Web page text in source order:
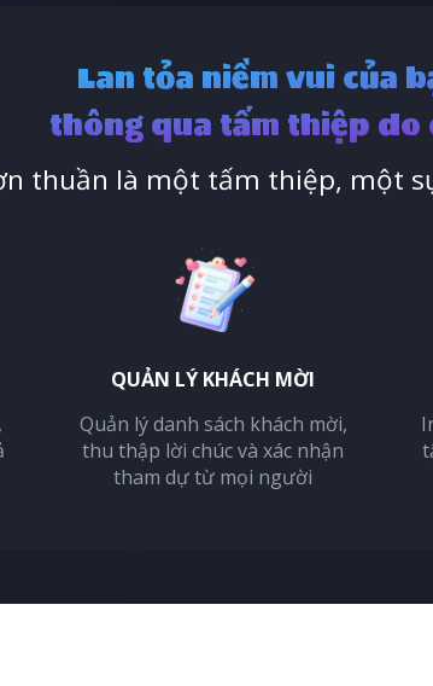
Lan tỏa niềm vui của
thông qua tấm thiệp
thuần là một tấm thiệp, một
QUẢN LÝ KHÁCH MỜI
Quản lý danh sách khách mời,
thu thập lời chúc và xác nhận
tham dự từ mọi người